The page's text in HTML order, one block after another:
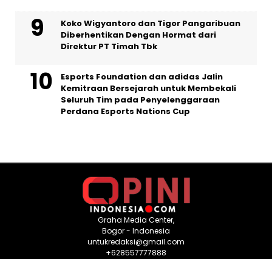
Koko Wigyantoro dan Tigor Pangaribuan
Diberhentikan Dengan Hormat dari
Direktur PT Timah Tbk
Esports Foundation dan adidas Jalin
Kemitraan Bersejarah untuk Membekali
Seluruh Tim pada Penyelenggaraan
Perdana Esports Nations Cup
Graha Media Center,
Bogor - Indonesia
untukredaksi@gmail.com
+628557777888